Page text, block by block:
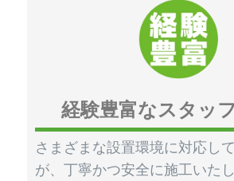
経験豊富なスタッ
さまざまな設置環境に対応し
が、丁寧かつ安全に施工いた